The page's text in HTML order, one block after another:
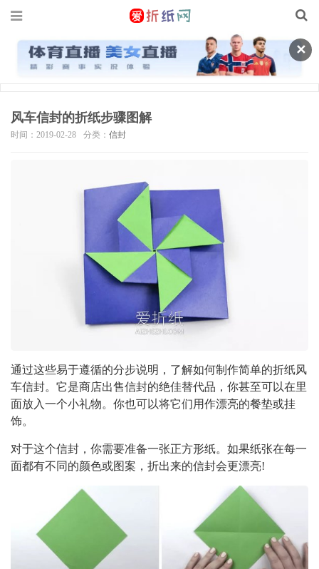
✕
风车信封的折纸步骤图解
时间：2019-02-28 分类： 信封
通过这些易于遵循的分步说明，了解如何制作简单的折纸风
车信封。它是商店出售信封的绝佳替代品，你甚至可以在里
面放入一个小礼物。你也可以将它们用作漂亮的餐垫或挂
饰。
对于这个信封，你需要准备一张正方形纸。如果纸张在每​​一
面都有不同的颜色或图案，折出来的信封会更漂亮!